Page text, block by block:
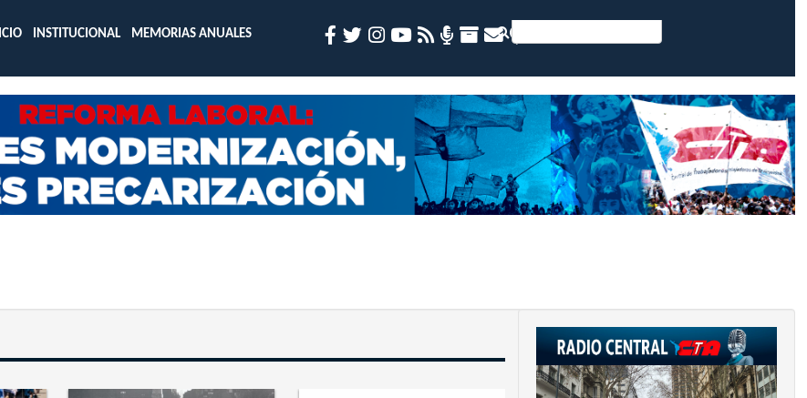
INSTITUCIONAL MEMORIAS ANUALES